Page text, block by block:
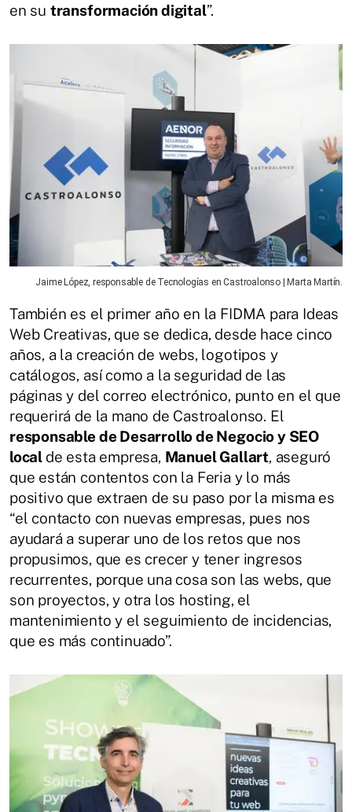
en su transformación digital”.
Jaime López, responsable de Tecnologías en Castroalonso | Marta Martín.
También es el primer año en la FIDMA para Ideas
Web Creativas, que se dedica, desde hace cinco
años, a la creación de webs, logotipos y
catálogos, así como a la seguridad de las
páginas y del correo electrónico, punto en el que
requerirá de la mano de Castroalonso. El
responsable de Desarrollo de Negocio y SEO
local de esta empresa, Manuel Gallart, aseguró
que están contentos con la Feria y lo más
positivo que extraen de su paso por la misma es
“el contacto con nuevas empresas, pues nos
ayudará a superar uno de los retos que nos
propusimos, que es crecer y tener ingresos
recurrentes, porque una cosa son las webs, que
son proyectos, y otra los hosting, el
mantenimiento y el seguimiento de incidencias,
que es más continuado”.